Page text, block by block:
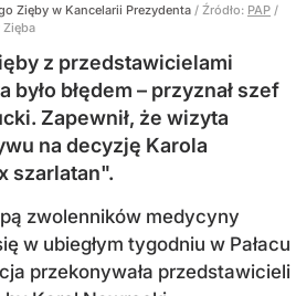
Zięby w Kancelarii Prezydenta / Źródło: PAP /
Zięba
z przedstawicielami
błędem – przyznał szef
Zapewnił, że wizyta
na decyzję Karola
szarlatan".
zwolenników medycyny
w ubiegłym tygodniu w Pałacu
przekonywała przedstawicieli